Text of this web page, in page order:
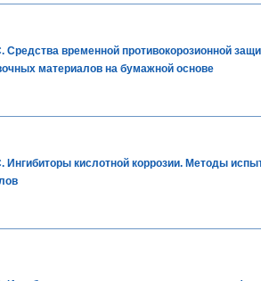
Средства временной противокорозионной
материалов на бумажной основе
Ингибиторы кислотной коррозии. Методы